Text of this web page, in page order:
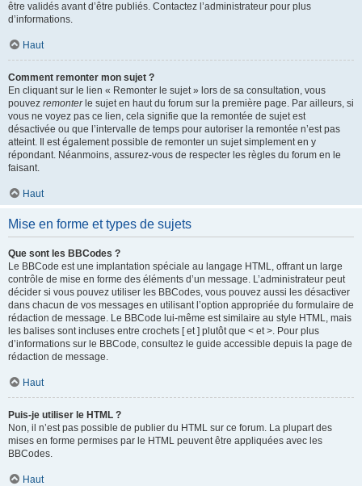
être validés avant d’être publiés. Contactez l’administrateur pour plus
d’informations.
Haut
Comment remonter mon sujet ?
En cliquant sur le lien « Remonter le sujet » lors de sa consultation, vous
pouvez remonterle sujet en haut du forum sur la première page. Par ailleurs, si
vous ne voyez pas ce lien, cela signifie que la remontée de sujet est
désactivée ou que l’intervalle de temps pour autoriser la remontée n’est pas
atteint. Il est également possible de remonter un sujet simplement en y
répondant. Néanmoins, assurez-vous de respecter les règles du forum en le
faisant.
Haut
Mise en forme et types de sujets
Que sont les BBCodes ?
Le BBCode est une implantation spéciale au langage HTML, offrant un large
contrôle de mise en forme des éléments d’un message. L’administrateur peut
décider si vous pouvez utiliser les BBCodes, vous pouvez aussi les désactiver
dans chacun de vos messages en utilisant l’option appropriée du formulaire de
rédaction de message. Le BBCode lui-même est similaire au style HTML, mais
les balises sont incluses entre crochets [ et ] plutôt que < et >. Pour plus
d’informations sur le BBCode, consultez le guide accessible depuis la page de
rédaction de message.
Haut
Puis-je utiliser le HTML ?
Non, il n’est pas possible de publier du HTML sur ce forum. La plupart des
mises en forme permises par le HTML peuvent être appliquées avec les
BBCodes.
Haut